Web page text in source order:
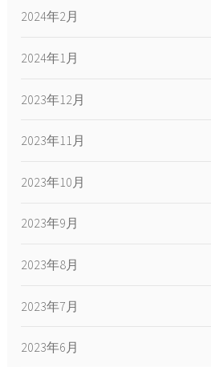
2024年2月
2024年1月
2023年12月
2023年11月
2023年10月
2023年9月
2023年8月
2023年7月
2023年6月